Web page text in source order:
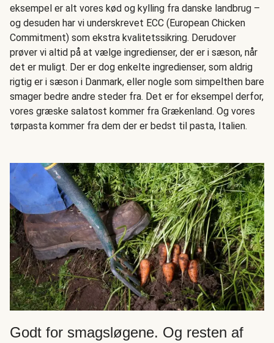
eksempel er alt vores kød og kylling fra danske landbrug –
og desuden har vi underskrevet ECC (European Chicken
Commitment) som ekstra kvalitetssikring. Derudover
prøver vi altid på at vælge ingredienser, der er i sæson, når
det er muligt. Der er dog enkelte ingredienser, som aldrig
rigtig er i sæson i Danmark, eller nogle som simpelthen bare
smager bedre andre steder fra. Det er for eksempel derfor,
vores græske salatost kommer fra Grækenland. Og vores
tørpasta kommer fra dem der er bedst til pasta, Italien.
Godt for smagsløgene. Og resten af